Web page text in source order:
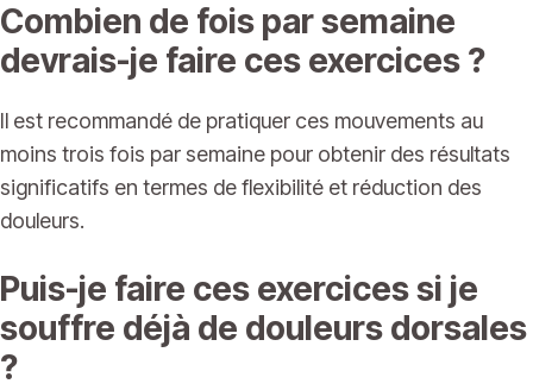
Combien de fois par semaine
devrais-je faire ces exercices ?
Il est recommandé de pratiquer ces mouvements au
moins trois fois par semaine pour obtenir des résultats
significatifs en termes de flexibilité et réduction des
douleurs.
Puis-je faire ces exercices si je
souffre déjà de douleurs dorsales
?